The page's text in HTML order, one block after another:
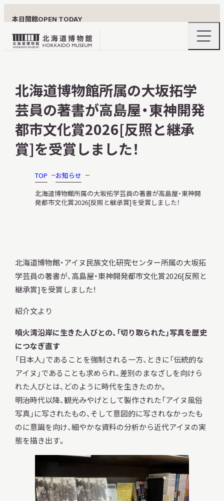
本日開館OPEN TODAY
北
博
物
館
ロ
ゴ
ナ
ビ
ニ
利用案内
調査・研究
地域連携
イベント
お知らせ
もっと知りたい博物館のこと！
北海道博物館所属の大坂拓学
芸員の著書が高島屋・東神開発
都市文化賞2026[反照と継承
賞]を受賞しました！
TOP
お知らせ
北海道博物館所属の大坂拓学芸員の著書が高島屋・東神開
発都市文化賞2026[反照と継承賞]を受賞しました！
北海道博物館・アイヌ民族文化研究センター所属の大坂拓
学芸員の著書が、高島屋・東神開発都市文化賞2026[反照と
継承賞]を受賞しました！
紹介文より
噴火湾沿岸に生きた人びとの、「切り取られた」写真を歴史
につなぎ直す
「日本人」であることを強制される一方、ときに「伝統的な
アイヌ」であることも求められ、差別のまなざしを向けら
れた人びとは、どのように時代を生きたのか。
明治時代以降、観光みやげとして製作された「アイヌ風俗
写真」に写されたもの、そして意図的に写されなかったも
のに意識を向け、細やかな資料の分析から近代アイヌの実
態を描き出す。